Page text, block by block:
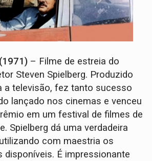
– Filme de estreia do
Steven Spielberg. Produzido
a televisão, fez tanto sucesso
lançado nos cinemas e venceu
em um festival de filmes de
Spielberg dá uma verdadeira
com maestria os
disponíveis. É impressionante